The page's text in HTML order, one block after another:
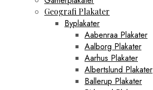
Geografi Plakater
Byplakater
Aabenraa Plakater
Aalborg Plakater
Aarhus Plakater
Albertslund Plakater
Ballerup Plakater